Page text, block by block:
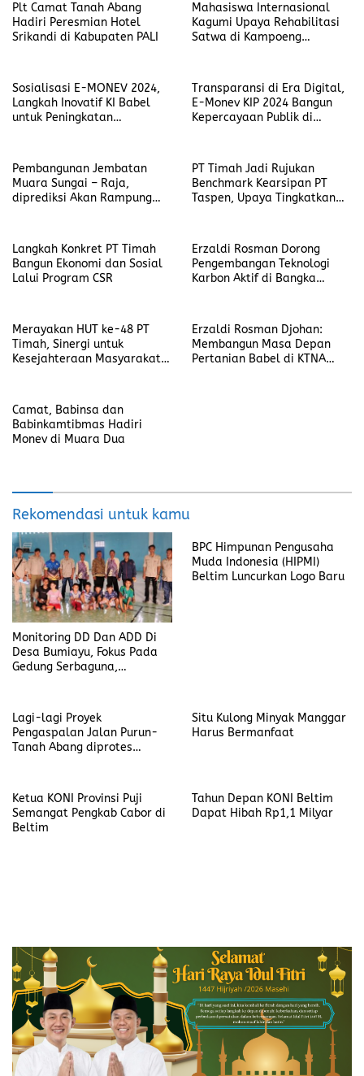
Plt Camat Tanah Abang
Hadiri Peresmian Hotel
Srikandi di Kabupaten PALI
Mahasiswa Internasional
Kagumi Upaya Rehabilitasi
Satwa di Kampoeng
Sosialisasi E-MONEV 2024,
Langkah Inovatif KI Babel
untuk Peningkatan
Transparansi di Era Digital,
E-Monev KIP 2024 Bangun
Kepercayaan Publik di
Pembangunan Jembatan
Muara Sungai – Raja,
diprediksi Akan Rampung
PT Timah Jadi Rujukan
Benchmark Kearsipan PT
Taspen, Upaya Tingkatkan
Langkah Konkret PT Timah
Bangun Ekonomi dan Sosial
Lalui Program CSR
Erzaldi Rosman Dorong
Pengembangan Teknologi
Karbon Aktif di Bangka
Merayakan HUT ke-48 PT
Timah, Sinergi untuk
Kesejahteraan Masyarakat
Erzaldi Rosman Djohan:
Membangun Masa Depan
Pertanian Babel di KTNA
Camat, Babinsa dan
Babinkamtibmas Hadiri
Monev di Muara Dua
Rekomendasi untuk kamu
Monitoring DD Dan ADD Di
Desa Bumiayu, Fokus Pada
Gedung Serbaguna,
BPC Himpunan Pengusaha
Muda Indonesia (HIPMI)
Beltim Luncurkan Logo Baru
Lagi-lagi Proyek
Pengaspalan Jalan Purun-
Tanah Abang diprotes
Situ Kulong Minyak Manggar
Harus Bermanfaat
Ketua KONI Provinsi Puji
Semangat Pengkab Cabor di
Beltim
Tahun Depan KONI Beltim
Dapat Hibah Rp1,1 Milyar